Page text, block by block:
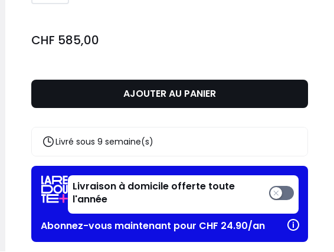
CHF 585,00
AJOUTER AU PANIER
Livré sous 9 semaine(s)
Livraison à domicile offerte toute
l'année
Abonnez-vous maintenant pour CHF 24.90/an​